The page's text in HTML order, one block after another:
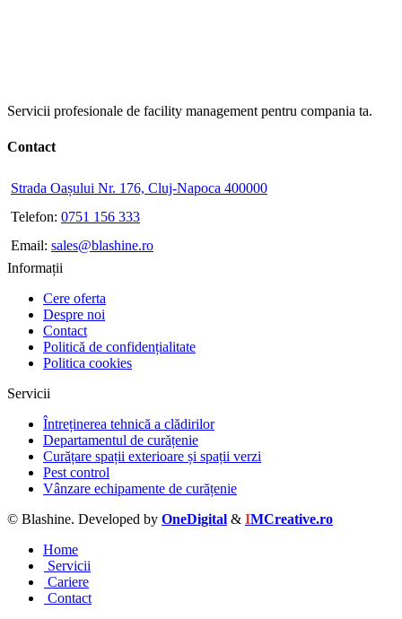
Servicii profesionale de facility management pentru compania ta.
Contact
Strada Oașului Nr. 176, Cluj-Napoca 400000
Telefon: 0751 156 333
Email: sales@blashine.ro
Informații
Cere oferta
Despre noi
Contact
Politică de confidențialitate
Politica cookies
Servicii
Întreținerea tehnică a clădirilor
Departamentul de curățenie
Curățare spații exterioare și spații verzi
Pest control
Vânzare echipamente de curățenie
© Blashine. Developed by OneDigital & IMCreative.ro
Home
Servicii
Cariere
Contact